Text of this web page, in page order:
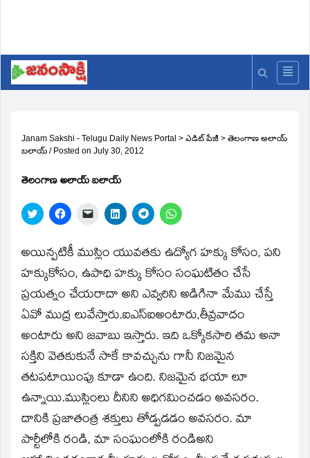
Janam Sakshi - Telugu Daily News Portal > ఎడిట్ పేజీ > తెలంగాణ అలాయ్‌
బలాయ్‌ / Posted on July 30, 2012
తెలంగాణ అలాయ్‌ బలాయ్‌
Click
to
Twitter
(Opens
new
window)
Click
to
Facebook
(Opens
new
Click
link
to
friend
in
new
window)
Click
to
LinkedIn
(Opens
new
window)
Click
to
Telegram
(Opens
in
new
Click
to
WhatsApp
(Opens
new
అయిన్పటికీ ముస్లిం యువతకు ఉద్యోగ హక్కు కోసం, పని
హక్కుకోసం, ఉపాధి హక్కు కోసం సంఘటితం చేసే
ప్రయత్నం చేయరాదా అని ఎవ్వరిని అడిగినా మేము చేస్తే
ఏవో ముద్ర లువేస్తారు.ఐఎస్‌ఐఅంటారు,తీవ్రవాదం
అంటారు అని జవాబు ఇస్తారు. ఇది ఒక్కోకసారి తమ అనా
సక్తిని వెతకుకునే సాకే కావచ్చును గానీ నిజమైన
తటపటాయింపు కూడా ఉంది. నిజమైన భయా లూ
ఉన్నాయి.ముస్లింలు దీనిని అధిగమించడం అవసరం.
దానికి ప్రజాతంత్ర శక్తులు తోడ్పడడం అవసరం. మా
పార్టీలోకి రండి, మా సంఘంలోకి రండిఅని